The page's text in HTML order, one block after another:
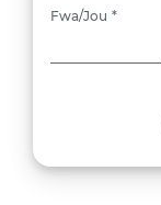
Fwa/Jou *